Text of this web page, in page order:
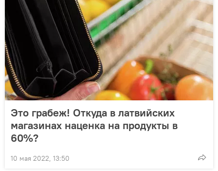
Это грабеж! Откуда в латвийских
магазинах наценка на продукты в
60%?
10 мая 2022, 13:50